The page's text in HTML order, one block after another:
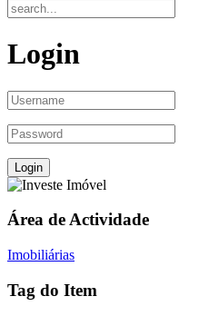
Login
Área de Actividade
Imobiliárias
Tag do Item